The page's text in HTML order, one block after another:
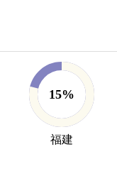
15%
福建